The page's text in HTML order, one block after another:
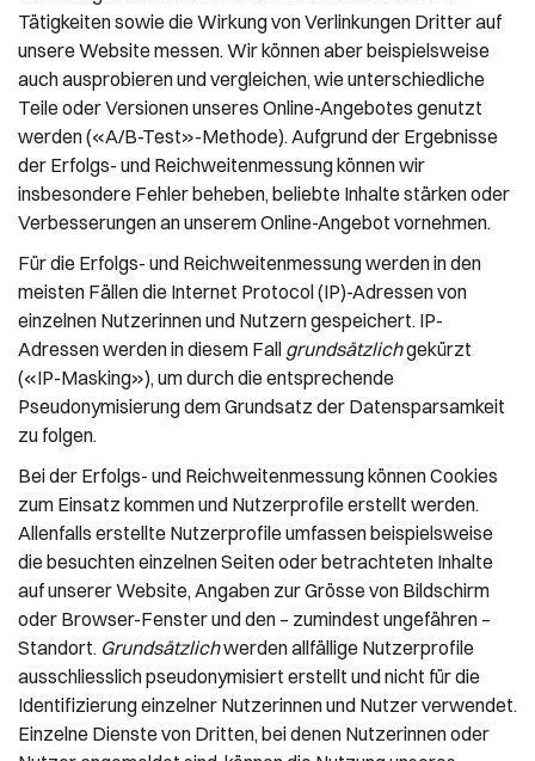
Tätigkeiten sowie die Wirkung von Verlinkungen Dritter auf
unsere Website messen. Wir können aber beispielsweise
auch ausprobieren und vergleichen, wie unterschiedliche
Teile oder Versionen unseres Online-Angebotes genutzt
werden («A/B-Test»-Methode). Aufgrund der Ergebnisse
der Erfolgs- und Reichweitenmessung können wir
insbesondere Fehler beheben, beliebte Inhalte stärken oder
Verbesserungen an unserem Online-Angebot vornehmen.
Für die Erfolgs- und Reichweitenmessung werden in den
meisten Fällen die Internet Protocol (IP)-Adressen von
einzelnen Nutzerinnen und Nutzern gespeichert. IP-
Adressen werden in diesem Fall grundsätzlichgekürzt
(«IP-Masking»), um durch die entsprechende
Pseudonymisierung dem Grundsatz der Datensparsamkeit
zu folgen.
Bei der Erfolgs- und Reichweitenmessung können Cookies
zum Einsatz kommen und Nutzerprofile erstellt werden.
Allenfalls erstellte Nutzerprofile umfassen beispielsweise
die besuchten einzelnen Seiten oder betrachteten Inhalte
auf unserer Website, Angaben zur Grösse von Bildschirm
oder Browser-Fenster und den – zumindest ungefähren –
Standort. Grundsätzlichwerden allfällige Nutzerprofile
ausschliesslich pseudonymisiert erstellt und nicht für die
Identifizierung einzelner Nutzerinnen und Nutzer verwendet.
Einzelne Dienste von Dritten, bei denen Nutzerinnen oder